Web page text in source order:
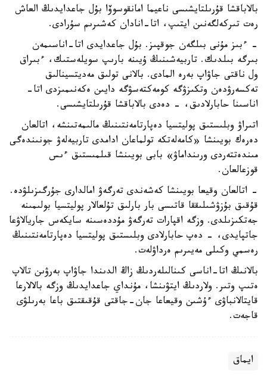
بالاباقشا قۇرىلتايشىسى ناعيما امانقوسوۆا بۇل جاعدايدىڭ العاش
رەت تىركەلگەنىن ايتىپ، اتا-انادان كەشىرىم سۇرادى.
- ءبىز مۇنى بىلگەن جوقپىز. بۇل جاعدايدى اتا-اناسىمەن
بىرگە بىلدىك. تاربيەشىنىڭ ۇيىنە بارىپ سويلەستىك، ءبىراق
ول ناقتى جاۋاپ بەرە المادى. بالانى تولىق مەديتسينالىق
تەكسەرۋدەن وتكىزۋگە كومەكتەسۋگە دايىن ەكەنىمىزدى اتا-
اناسىنا حابارلادىق، - دەدى بالاباقشا قۇرىلتايشىسى.
اتىراۋ وبلىستىق پوليتسيا دەپارتامەنتىنىڭ مالىمەتىنشە، اتالعان
دەرەك بويىنشا «كامەلەتكە تولماعان ادامدى تاربيەلەۋ جونىندەگى
مىندەتتەردى ورىنداماۋ» بابى بويىنشا قىلمىستىق ءىس
قوزعالعان.
- اتالعان وقيعا بويىنشا كەشەندى تەرگەۋ امالدارى جۇرگىزىلۋدە.
قۇقىق بۇزۋشىلىققا قاتىسى بار بارلىق تۇلعالار پوليتسيا بولىمىنە
جەتكىزىلدى. وزگە اقپارات تەرگەۋ مۇددەسىنە سايكەس جاريالاۋعا
جاتپايدى، - دەپ حابارلادى وبلىستىق پوليتسيا دەپارتامەنتىنىڭ
رەسمي وكىلى مەيىرىم ەرداۋلەت.
بالانىڭ اتا-اناسى كىنالىلەردىڭ زاڭ الدىندا جاۋاپ بەرۋىن تالاپ
ەتىپ وتىر. ولاردىڭ ايتۋىنشا، مۇنداي جاعدايدىڭ وزگە بالالارعا
قايتالانباۋى ءۇشىن وقيعاعا جان-جاقتى قۇقىقتىق باعا بەرىلۋى
قاجەت.
ايماق